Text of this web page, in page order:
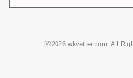
[©2026 wkvetter.com. All